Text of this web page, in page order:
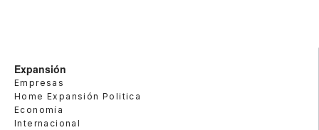
Expansión
Empresas
Home Expansión Politica
Economía
Internacional